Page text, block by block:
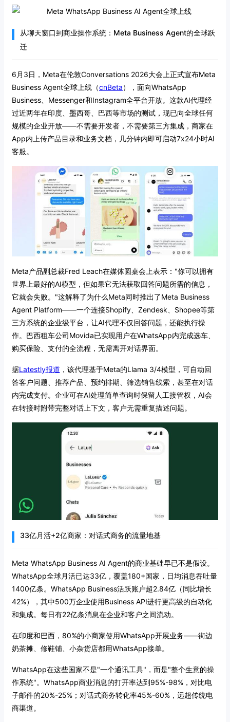
从聊天窗口到商业操作系统：Meta Business Agent的全球跃
迁
6月3日，Meta在伦敦Conversations 2026大会上正式宣布Meta
Business Agent全球上线（cnBeta），面向WhatsApp
Business、Messenger和Instagram全平台开放。这款AI代理经
过近两年在印度、墨西哥、巴西等市场的测试，现已向全球任何
规模的企业开放——不需要开发者，不需要第三方集成，商家在
App内上传产品目录和业务文档，几分钟内即可启动7x24小时AI
客服。
Meta产品副总裁Fred Leach在媒体圆桌会上表示："你可以拥有
世界上最好的AI模型，但如果它无法获取回答问题所需的信息，
它就会失败。"这解释了为什么Meta同时推出了Meta Business
Agent Platform——一个连接Shopify、Zendesk、Shopee等第
三方系统的企业级平台，让AI代理不仅回答问题，还能执行操
作。巴西租车公司Movida已实现用户在WhatsApp内完成选车、
购买保险、支付的全流程，无需离开对话界面。
据Latestly报道 ，该代理基于Meta的Llama 3/4模型，可自动回
答客户问题、推荐产品、预约排期、筛选销售线索，甚至在对话
内完成支付。企业可在AI处理简单查询时保留人工接管权，AI会
在转接时附带完整对话上下文，客户无需重复描述问题。
33亿月活+2亿商家：对话式商务的流量地基
Meta WhatsApp Business AI Agent的商业基础早已不是假设。
WhatsApp全球月活已达33亿，覆盖180+国家，日均消息吞吐量
1400亿条。WhatsApp Business活跃账户超2.84亿（同比增长
42%），其中500万企业使用Business API进行更高级的自动化
和集成。每日有22亿条消息在企业和客户之间流动。
在印度和巴西，80%的小商家使用WhatsApp开展业务——街边
奶茶摊、修鞋铺、小杂货店都用WhatsApp接单。
WhatsApp在这些国家不是"一个通讯工具"，而是"整个生意的操
作系统"。WhatsApp商业消息的打开率达到95%-98%，对比电
子邮件的20%-25%；对话式商务转化率45%-60%，远超传统电
商渠道。